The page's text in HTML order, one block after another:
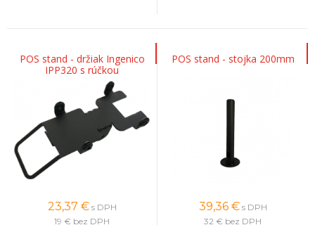
POS stand - držiak Ingenico
IPP320 s rúčkou
23,37 € s DPH
19 € bez DPH
POS stand - stojka 200mm
39,36 € s DPH
32 € bez DPH